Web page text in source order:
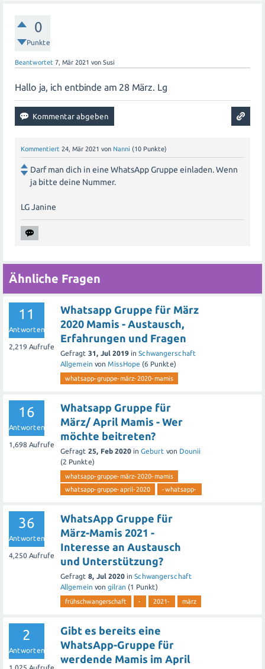
0
Punkte
Beantwortet 7, Mär 2021 von Susi
Hallo ja, ich entbinde am 28 März. Lg
Kommentiert 24, Mär 2021 von Nanni (10 Punkte)
Darf man dich in eine WhatsApp Gruppe einladen. Wenn
ja bitte deine Nummer.
LG Janine
Ähnliche Fragen
11
Antworten
2,219 Aufrufe
Whatsapp Gruppe für März
2020 Mamis - Austausch,
Erfahrungen und Fragen
Gefragt 31, Jul 2019 in Schwangerschaft
Allgemein von MissHope (6 Punkte)
whatsapp-gruppe-märz-2020-mamis
16
Antworten
1,698 Aufrufe
Whatsapp Gruppe für
März/ April Mamis - Wer
möchte beitreten?
Gefragt 25, Feb 2020 in Geburt von Dounii
(2 Punkte)
whatsapp-gruppe-märz-2020-mamis
whatsapp-gruppe-april-2020
-whatsapp-
36
Antworten
4,250 Aufrufe
WhatsApp Gruppe für
März-Mamis 2021 -
Interesse an Austausch
und Unterstützung?
Gefragt 8, Jul 2020 in Schwangerschaft
Allgemein von gilran (1 Punkt)
frühschwangerschaft - 2021- märz
2
Antworten
1,025 Aufrufe
Gibt es bereits eine
WhatsApp-Gruppe für
werdende Mamis im April